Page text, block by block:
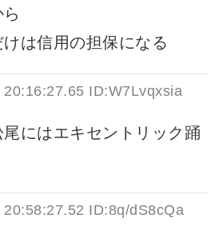
は信用の担保になる
ID:W7Lvqxsia
にはエキセントリック踊
ID:8q/dS8cQa